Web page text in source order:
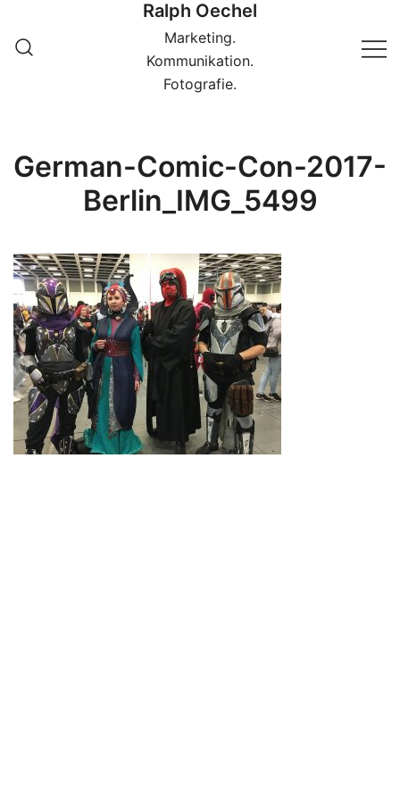
zum
Inhalt
Ralph Oechel
Marketing.
Kommunikation.
Fotografie.
German-Comic-Con-2017-
Berlin_IMG_5499